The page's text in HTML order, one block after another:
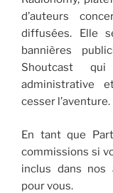
d’auteurs
diffusées. Elle
bannières
Shoutcast
administrative
cesser l’aventure.
En tant que
commissions si
inclus dans nos
pour vous.